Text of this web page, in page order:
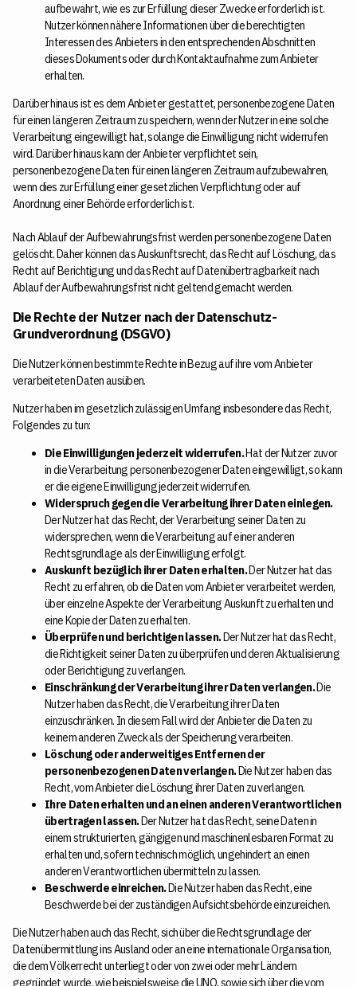
aufbewahrt, wie es zur Erfüllung dieser Zwecke erforderlich ist.
Nutzer können nähere Informationen über die berechtigten
Interessen des Anbieters in den entsprechenden Abschnitten
dieses Dokuments oder durch Kontaktaufnahme zum Anbieter
erhalten.
Darüber hinaus ist es dem Anbieter gestattet, personenbezogene Daten
für einen längeren Zeitraum zu speichern, wenn der Nutzer in eine solche
Verarbeitung eingewilligt hat, solange die Einwilligung nicht widerrufen
wird. Darüber hinaus kann der Anbieter verpflichtet sein,
personenbezogene Daten für einen längeren Zeitraum aufzubewahren,
wenn dies zur Erfüllung einer gesetzlichen Verpflichtung oder auf
Anordnung einer Behörde erforderlich ist.
Nach Ablauf der Aufbewahrungsfrist werden personenbezogene Daten
gelöscht. Daher können das Auskunftsrecht, das Recht auf Löschung, das
Recht auf Berichtigung und das Recht auf Datenübertragbarkeit nach
Ablauf der Aufbewahrungsfrist nicht geltend gemacht werden.
Die Rechte der Nutzer nach der Datenschutz-
Grundverordnung (DSGVO)
Die Nutzer können bestimmte Rechte in Bezug auf ihre vom Anbieter
verarbeiteten Daten ausüben.
Nutzer haben im gesetzlich zulässigen Umfang insbesondere das Recht,
Folgendes zu tun:
Die Einwilligungen jederzeit widerrufen.Hat der Nutzer zuvor
in die Verarbeitung personenbezogener Daten eingewilligt, so kann
er die eigene Einwilligung jederzeit widerrufen.
Widerspruch gegen die Verarbeitung ihrer Daten einlegen.
Der Nutzer hat das Recht, der Verarbeitung seiner Daten zu
widersprechen, wenn die Verarbeitung auf einer anderen
Rechtsgrundlage als der Einwilligung erfolgt.
Auskunft bezüglich ihrer Daten erhalten.Der Nutzer hat das
Recht zu erfahren, ob die Daten vom Anbieter verarbeitet werden,
über einzelne Aspekte der Verarbeitung Auskunft zu erhalten und
eine Kopie der Daten zu erhalten.
Überprüfen und berichtigen lassen.Der Nutzer hat das Recht,
die Richtigkeit seiner Daten zu überprüfen und deren Aktualisierung
oder Berichtigung zu verlangen.
Einschränkung der Verarbeitung ihrer Daten verlangen.Die
Nutzer haben das Recht, die Verarbeitung ihrer Daten
einzuschränken. In diesem Fall wird der Anbieter die Daten zu
keinem anderen Zweck als der Speicherung verarbeiten.
Löschung oder anderweitiges Entfernen der
personenbezogenen Daten verlangen.Die Nutzer haben das
Recht, vom Anbieter die Löschung ihrer Daten zu verlangen.
Ihre Daten erhalten und an einen anderen Verantwortlichen
übertragen lassen.Der Nutzer hat das Recht, seine Daten in
einem strukturierten, gängigen und maschinenlesbaren Format zu
erhalten und, sofern technisch möglich, ungehindert an einen
anderen Verantwortlichen übermitteln zu lassen.
Beschwerde einreichen.Die Nutzer haben das Recht, eine
Beschwerde bei der zuständigen Aufsichtsbehörde einzureichen.
Die Nutzer haben auch das Recht, sich über die Rechtsgrundlage der
Datenübermittlung ins Ausland oder an eine internationale Organisation,
die dem Völkerrecht unterliegt oder von zwei oder mehr Ländern
gegründet wurde, wie beispielsweise die UNO, sowie sich über die vom